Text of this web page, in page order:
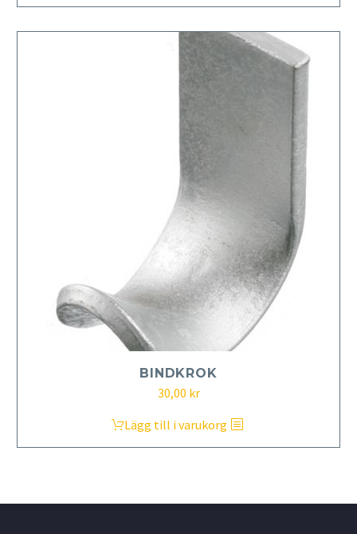
BINDKROK
30,00 kr
Lägg till i varukorg